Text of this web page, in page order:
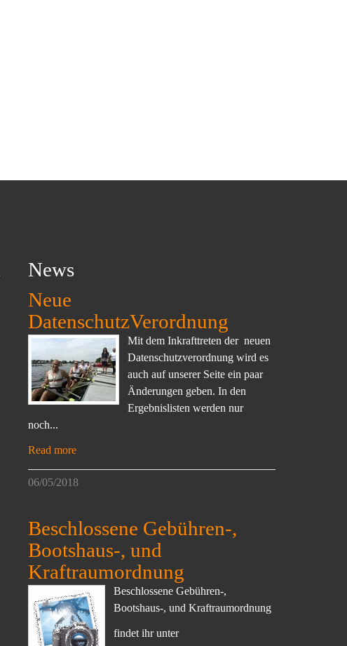
News
Neue
DatenschutzVerordnung
Mit dem Inkrafttreten der neuen
Datenschutzverordnung wird es
auch auf unserer Seite ein paar
Änderungen geben. In den
Ergebnislisten werden nur
noch...
Read more
06/05/2018
Beschlossene Gebühren-,
Bootshaus-, und
Kraftraumordnung
Beschlossene Gebühren-,
Bootshaus-, und Kraftraumordnung
findet ihr unter